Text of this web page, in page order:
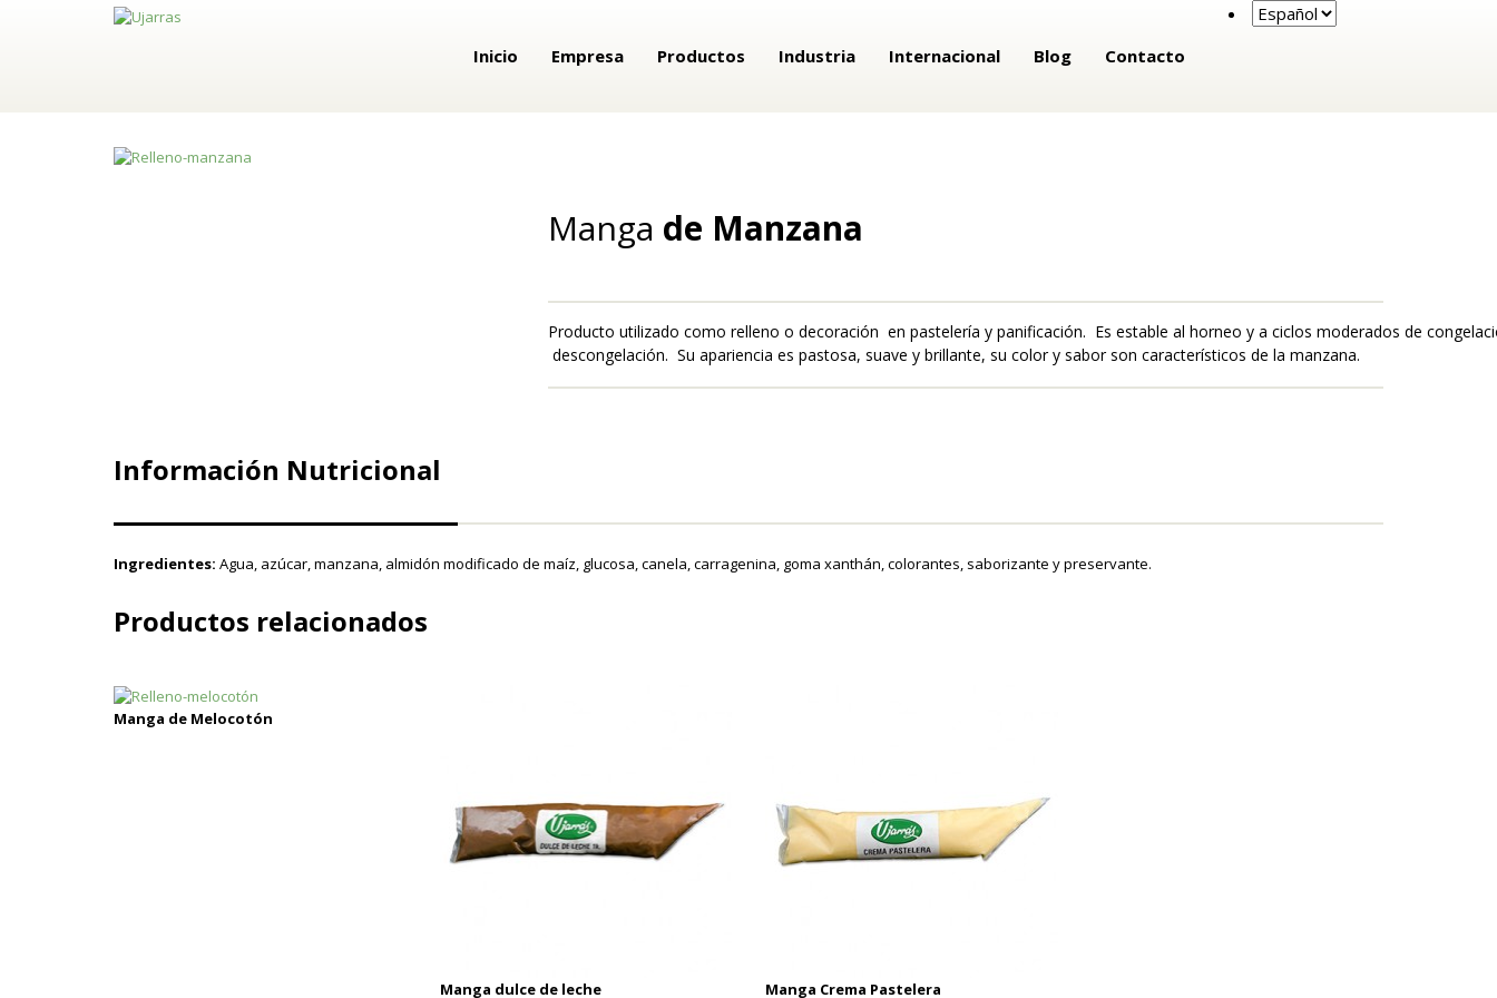
Inicio Empresa Productos Industria Internacional Blog Contacto
Manga de Manzana
Producto utilizado como relleno o decoración en pastelería y panificación. Es estable al horneo y a ciclos moderados de
descongelación. Su apariencia es pastosa, suave y brillante, su color y sabor son característicos de la manzana.
Información Nutricional
Ingredientes: Agua, azúcar, manzana, almidón modificado de maíz, glucosa, canela, carragenina, goma xanthán, colorantes, saborizante y preservante.
Productos relacionados
Manga de Melocotón
Manga dulce de leche Manga Crema Pastelera